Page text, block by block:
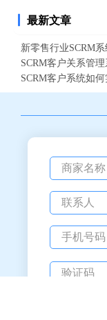
最新文章
新零售行业SCRM
SCRM客户关系管
SCRM客户系统如